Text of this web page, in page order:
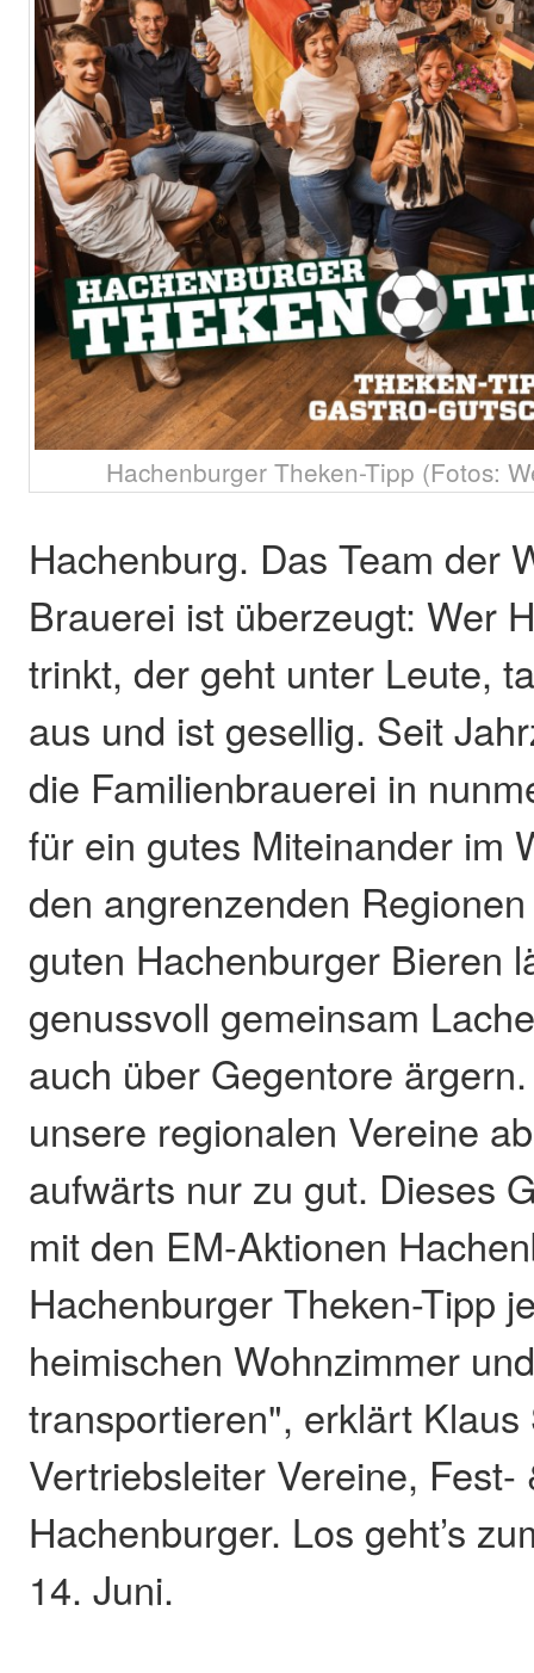
Hachenburger Theken-Tipp (Fotos:
Hachenburg. Das Team der
Brauerei ist überzeugt: Wer
trinkt, der geht unter Leute,
aus und ist gesellig. Seit
die Familienbrauerei in
für ein gutes Miteinander im
den angrenzenden
guten Hachenburger Bieren
genussvoll gemeinsam
auch über Gegentore
unsere regionalen Vereine
aufwärts nur zu gut. Dieses
mit den EM-Aktionen
Hachenburger Theken-Tipp
heimischen Wohnzimmer
transportieren", erklärt Klaus
Vertriebsleiter Vereine,
Hachenburger. Los geht’s
14. Juni.